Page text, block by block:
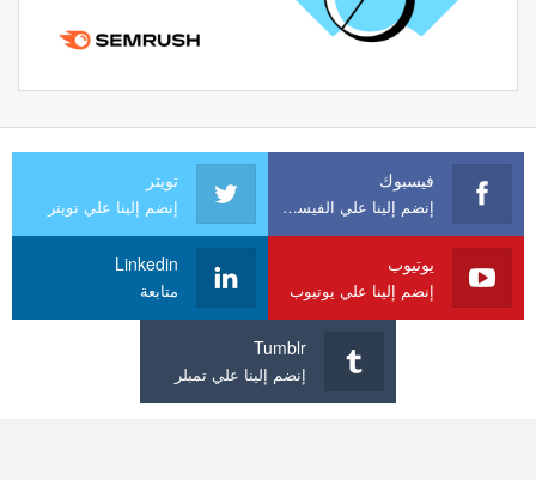
فيسبوك
إنضم إلينا علي الفيسبوك
تويتر
إنضم إلينا علي تويتر
يوتيوب
إنضم إلينا علي يوتيوب
Linkedin
متابعة
Tumblr
إنضم إلينا علي تمبلر